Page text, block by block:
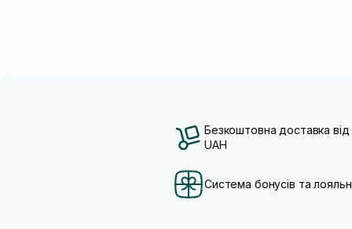
Безкоштовна доставка
UAH
Система бонусів та